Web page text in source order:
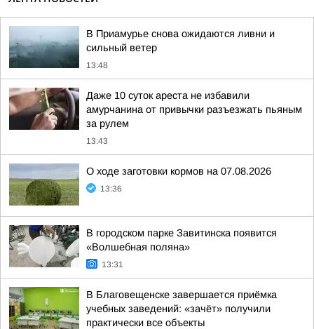
В Приамурье снова ожидаются ливни и
сильный ветер
13:48
Даже 10 суток ареста не избавили
амурчанина от привычки разъезжать пьяным
за рулем
13:43
О ходе заготовки кормов на 07.08.2026
13:36
В городском парке Завитинска появится
«Волшебная поляна»
13:31
В Благовещенске завершается приёмка
учебных заведений: «зачёт» получили
практически все объекты